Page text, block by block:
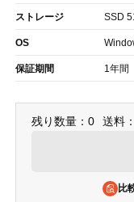
ストレージ SSD
OS
保証期間 1年間
残り数量：0 送料
比